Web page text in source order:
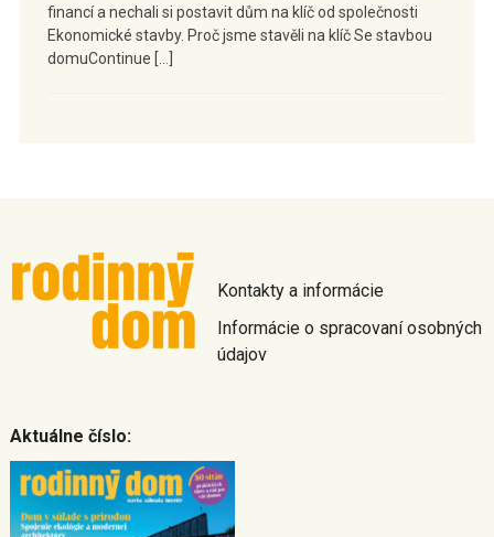
financí a nechali si postavit dům na klíč od společnosti
Ekonomické stavby. Proč jsme stavěli na klíč Se stavbou
domuContinue […]
Kontakty a informácie
Informácie o spracovaní osobných
údajov
Aktuálne číslo: